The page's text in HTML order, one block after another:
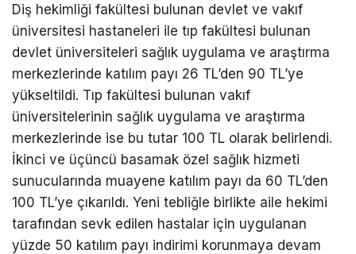
Diş hekimliği fakültesi bulunan devlet ve vakıf
üniversitesi hastaneleri ile tıp fakültesi bulunan
devlet üniversiteleri sağlık uygulama ve araştırma
merkezlerinde katılım payı 26 TL’den 90 TL’ye
yükseltildi. Tıp fakültesi bulunan vakıf
üniversitelerinin sağlık uygulama ve araştırma
merkezlerinde ise bu tutar 100 TL olarak belirlendi.
İkinci ve üçüncü basamak özel sağlık hizmeti
sunucularında muayene katılım payı da 60 TL’den
100 TL’ye çıkarıldı. Yeni tebliğle birlikte aile hekimi
tarafından sevk edilen hastalar için uygulanan
yüzde 50 katılım payı indirimi korunmaya devam